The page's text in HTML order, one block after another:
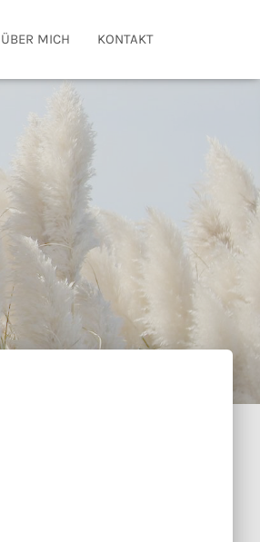
ÜBER MICH KONTAKT